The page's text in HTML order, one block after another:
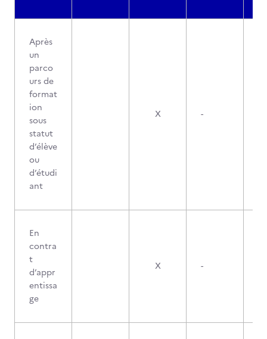
Après
un
parco
urs de
format
ion
sous
statut
d’élève
ou
d’étudi
ant
X -
En
contra
t
d’appr
entissa
ge
X -